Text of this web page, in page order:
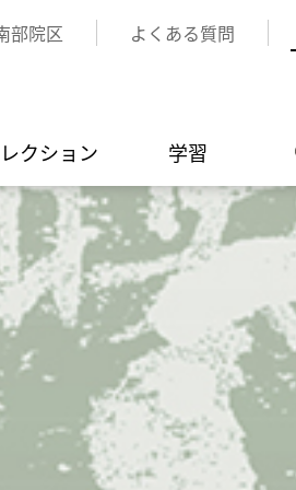
部院区 よくある質問
クション 学習